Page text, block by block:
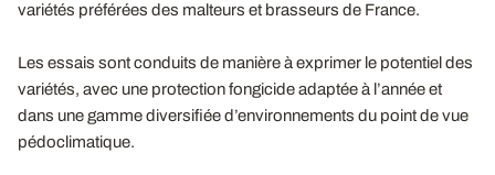
variétés préférées des malteurs et brasseurs de France.
Les essais sont conduits de manière à exprimer le potentiel des
variétés, avec une protection fongicide adaptée à l’année et
dans une gamme diversifiée d’environnements du point de vue
pédoclimatique.